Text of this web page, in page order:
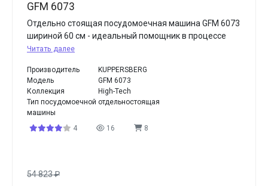
GFM 6073
Отдельно стоящая посудомоечная машина GFM 6073
шириной 60 см - идеальный помощник в процессе
Читать далее
Производитель
KUPPERSBERG
Модель
GFM 6073
Коллекция
High-Tech
Тип посудомоечной
машины
отдельностоящая
4 16 8
54 823₽